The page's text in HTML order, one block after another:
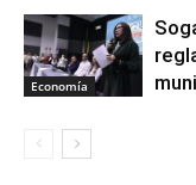
Economía